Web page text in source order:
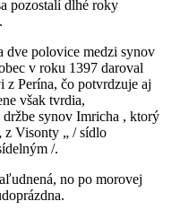
pozostalí dlhé roky
polovice medzi synov
v roku 1397 daroval
Perína, čo potvrdzuje aj
však tvrdia,
synov Imricha , ktorý
z Visonty „ / sídlo
/.
no po morovej